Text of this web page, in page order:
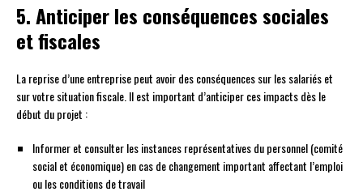
5. Anticiper les conséquences sociales
et fiscales
La reprise d’une entreprise peut avoir des conséquences sur les salariés et
sur votre situation fiscale. Il est important d’anticiper ces impacts dès le
début du projet :
Informer et consulter les instances représentatives du personnel (comité
social et économique) en cas de changement important affectant l’emploi
ou les conditions de travail